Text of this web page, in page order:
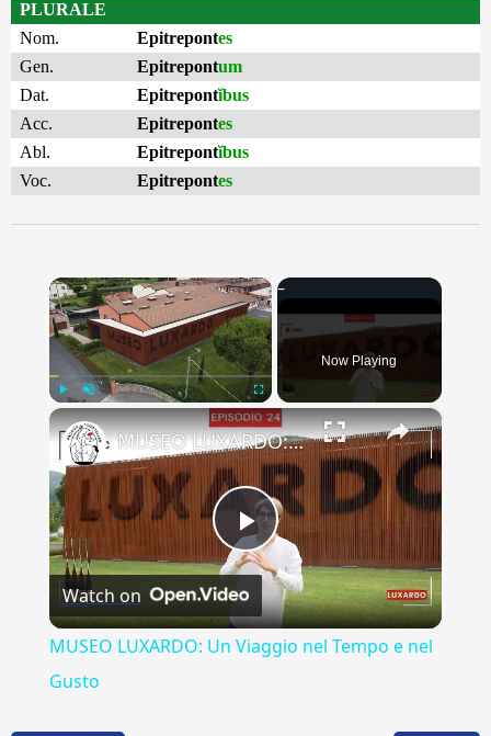
PLURALE
Nom.
Epitrepontes
Gen.
Epitrepontum
Dat.
Epitrepontĭbus
Acc.
Epitrepontes
Abl.
Epitrepontĭbus
Voc.
Epitrepontes
×
Fullscreen
Now Playing
×
Play
Video
MUSEO LUXARDO: Un Viaggio nel Tempo e nel Gusto
Watch on
MUSEO LUXARDO: Un Viaggio nel Tempo e nel
Gusto